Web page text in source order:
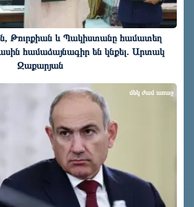
Թուրքիան և Պակիստանը համատեղ
համաձայնագիր են կնքել. Արտակ
Զաքարյան
մեկ ժամ առաջ